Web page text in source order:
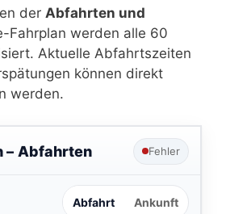
der Abfahrten und
Fahrplan werden alle 60
Aktuelle Abfahrtszeiten
können direkt
werden.
– Abfahrten Fehler
Abfahrt Ankunft